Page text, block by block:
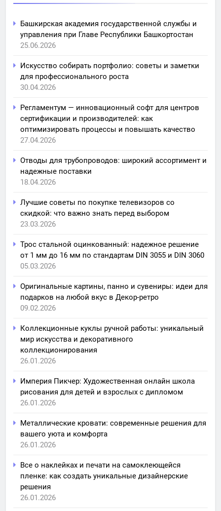
Башкирская академия государственной службы и
управления при Главе Республики Башкортостан
25.06.2026
Искусство собирать портфолио: советы и заметки
для профессионального роста
30.04.2026
Регламентум — инновационный софт для центров
сертификации и производителей: как
оптимизировать процессы и повышать качество
27.04.2026
Отводы для трубопроводов: широкий ассортимент и
надежные поставки
18.04.2026
Лучшие советы по покупке телевизоров со
скидкой: что важно знать перед выбором
23.03.2026
Трос стальной оцинкованный: надежное решение
от 1 мм до 16 мм по стандартам DIN 3055 и DIN 3060
05.03.2026
Оригинальные картины, панно и сувениры: идеи для
подарков на любой вкус в Декор-ретро
09.02.2026
Коллекционные куклы ручной работы: уникальный
мир искусства и декоративного
коллекционирования
26.01.2026
Империя Пикчер: Художественная онлайн школа
рисования для детей и взрослых с дипломом
26.01.2026
Металлические кровати: современные решения для
вашего уюта и комфорта
26.01.2026
Все о наклейках и печати на самоклеющейся
пленке: как создать уникальные дизайнерские
решения
26.01.2026